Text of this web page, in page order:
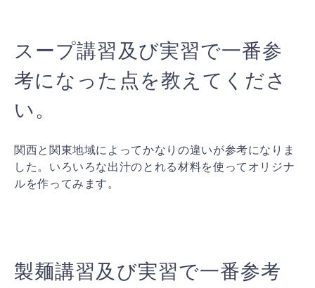
スープ講習及び実習で一番参
考になった点を教えてくださ
い。
関西と関東地域によってかなりの違いが参考になりま
した。いろいろな出汁のとれる材料を使ってオリジナ
ルを作ってみます。
製麺講習及び実習で一番参考